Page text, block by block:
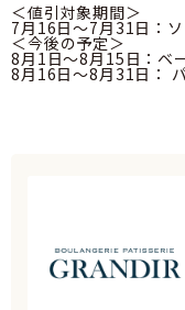
＜値引対象期間＞
7月16日～7月31日：
＜今後の予定＞
8月1日～8月15日：ベ
8月16日～8月31日：